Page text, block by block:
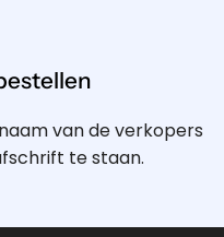
van de verkopers
te staan.